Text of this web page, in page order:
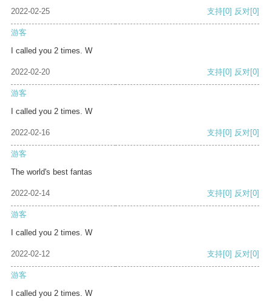
2022-02-25 支持[0] 反对[0]
游客
I called you 2 times. W
2022-02-20 支持[0] 反对[0]
游客
I called you 2 times. W
2022-02-16 支持[0] 反对[0]
游客
The world's best fantas
2022-02-14 支持[0] 反对[0]
游客
I called you 2 times. W
2022-02-12 支持[0] 反对[0]
游客
I called you 2 times. W